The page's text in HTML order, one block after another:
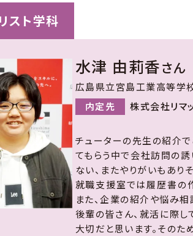
スト学科
水津 由莉香さん
広島県立宮島工業高等学
内定先
株式会社リマ
チューターの先生の紹介で
てもらう中で会社訪問の
ない、またやりがいもあり
就職支援室では履歴書の
また、企業の紹介や悩み
後輩の皆さん、就活に際し
大切だと思います。その